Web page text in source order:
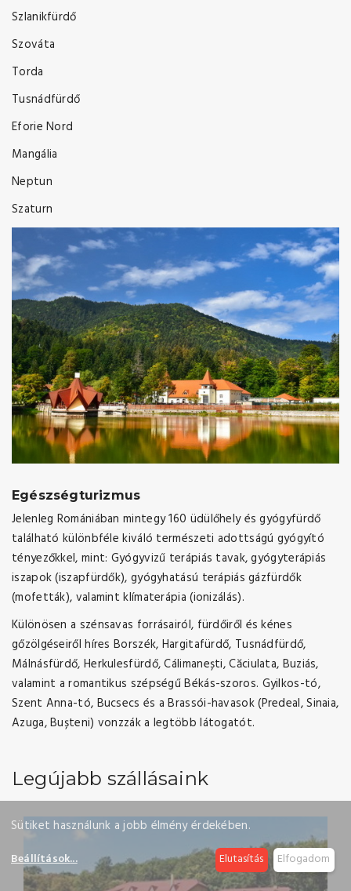
Szlanikfürdő
Szováta
Torda
Tusnádfürdő
Eforie Nord
Mangália
Neptun
Szaturn
Egészségturizmus
Jelenleg Romániában mintegy 160 üdülőhely és gyógyfürdő
található különbféle kiváló természeti adottságú gyógyító
tényezőkkel, mint: Gyógyvizű terápiás tavak, gyógyterápiás
iszapok (iszapfürdők), gyógyhatású terápiás gázfürdők
(mofetták), valamint klímaterápia (ionizálás).
Különösen a szénsavas forrásairól, fürdőiről és kénes
gőzölgéseiről híres Borszék, Hargitafürdő, Tusnádfürdő,
Málnásfürdő, Herkulesfürdő,Cálimanești,Căciulata, Buziás,
valamint a romantikus szépségűBékás-szoros. Gyilkos-tó,
Szent Anna-tó, Bucsecs és aBrassói-havasok(Predeal,Sinaia,
Azuga,Bușteni) vonzzák a legtöbb látogatót.
Legújabb szállásaink
Sütiket használunk a jobb élmény érdekében.
Beállítások... Elutasítás Elfogadom